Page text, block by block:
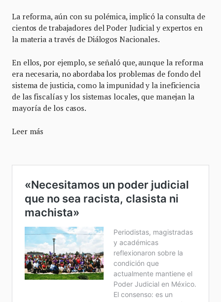
La reforma, aún con su polémica, implicó la consulta de
cientos de trabajadores del Poder Judicial y expertos en
la materia a través de Diálogos Nacionales.
En ellos, por ejemplo, se señaló que, aunque la reforma
era necesaria, no abordaba los problemas de fondo del
sistema de justicia, como la impunidad y la ineficiencia
de las fiscalías y los sistemas locales, que manejan la
mayoría de los casos.
Leer más